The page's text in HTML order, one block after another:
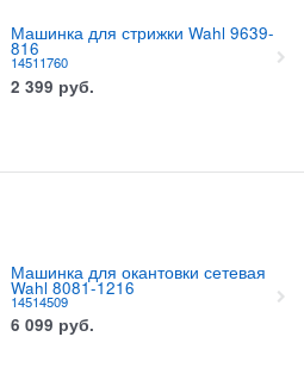
Машинка для стрижки Wahl 9639-
816
14511760
2 399 руб.
Машинка для окантовки сетевая
Wahl 8081-1216
14514509
6 099 руб.